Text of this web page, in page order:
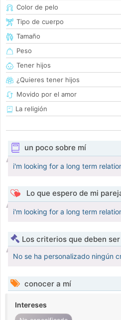
Color de pelo
Tipo de cuerpo
Tamaño
Peso
Tener hijos
¿Quieres tener hijos
Movido por el amor
La religión
un poco sobre mí
i'm looking for a long term
Lo que espero de mi
i'm looking for a long term
Los criterios que deben
No se ha personalizado ningún
conocer a mí
Intereses